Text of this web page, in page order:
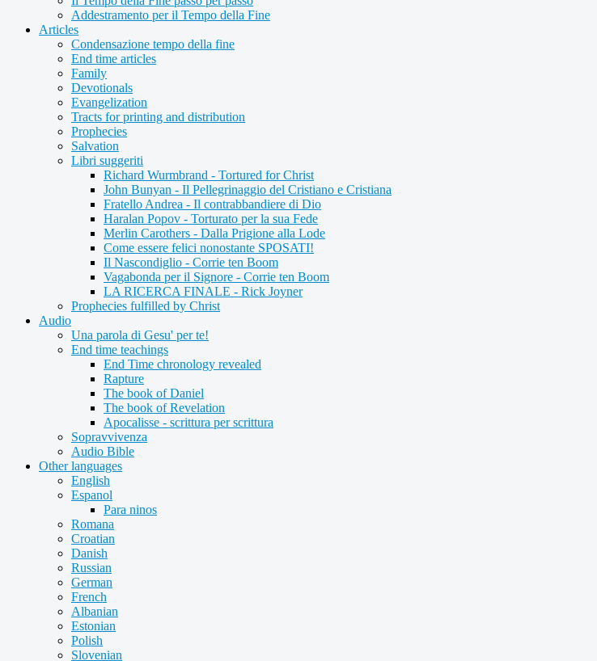
Addestramento per il Tempo della Fine
Articles
Condensazione tempo della fine
End time articles
Family
Devotionals
Evangelization
Tracts for printing and distribution
Prophecies
Salvation
Libri suggeriti
Richard Wurmbrand - Tortured for Christ
John Bunyan - Il Pellegrinaggio del Cristiano e Cristiana
Fratello Andrea - Il contrabbandiere di Dio
Haralan Popov - Torturato per la sua Fede
Merlin Carothers - Dalla Prigione alla Lode
Come essere felici nonostante SPOSATI!
Il Nascondiglio - Corrie ten Boom
Vagabonda per il Signore - Corrie ten Boom
LA RICERCA FINALE - Rick Joyner
Prophecies fulfilled by Christ
Audio
Una parola di Gesu' per te!
End time teachings
End Time chronology revealed
Rapture
The book of Daniel
The book of Revelation
Apocalisse - scrittura per scrittura
Sopravvivenza
Audio Bible
Other languages
English
Espanol
Para ninos
Romana
Croatian
Danish
Russian
German
French
Albanian
Estonian
Polish
Slovenian